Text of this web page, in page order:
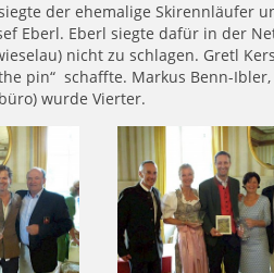
der ehemalige Skirennläufer
Eberl. Eberl siegte dafür in der
nicht zu schlagen. Gretl
pin“ schaffte. Markus Benn-Ibler,
wurde Vierter.